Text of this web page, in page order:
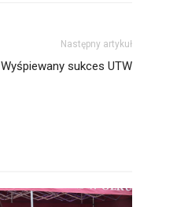
Następny artykuł
Wyśpiewany sukces UTW